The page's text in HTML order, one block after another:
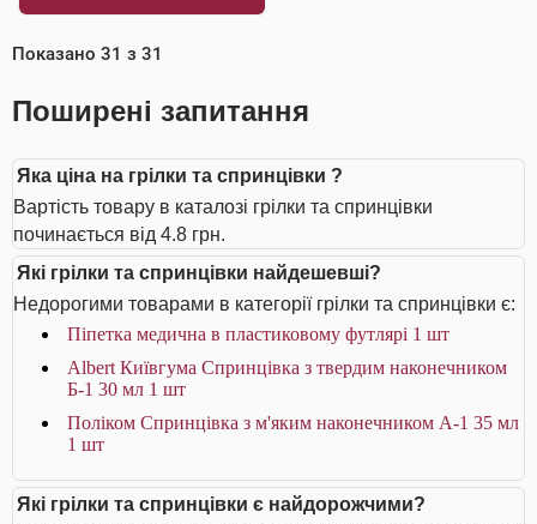
Показано 31 з 31
Поширені запитання
Яка ціна на грілки та спринцівки ?
Вартість товару в каталозі грілки та спринцівки
починається від 4.8 грн.
Які грілки та спринцівки найдешевші?
Недорогими товарами в категорії грілки та спринцівки є:
Піпетка медична в пластиковому футлярі 1 шт
Albert Київгума Спринцівка з твердим наконечником
Б-1 30 мл 1 шт
Поліком Спринцівка з м'яким наконечником А-1 35 мл
1 шт
Які грілки та спринцівки є найдорожчими?